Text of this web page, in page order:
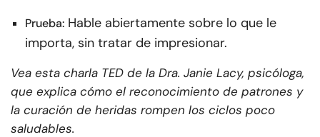
Prueba: Hable abiertamente sobre lo que le
importa, sin tratar de impresionar.
Vea esta charla TED de la Dra. Janie Lacy, psicóloga,
que explica cómo el reconocimiento de patrones y
la curación de heridas rompen los ciclos poco
saludables.